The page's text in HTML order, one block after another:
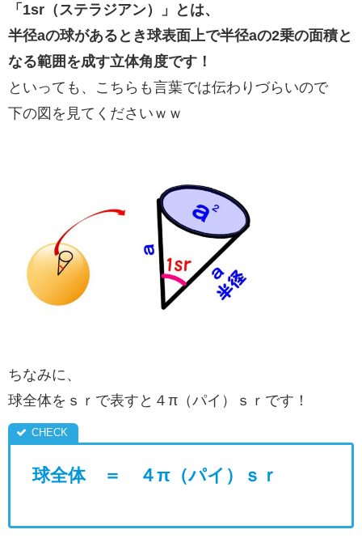
「1sr（ステラジアン）」とは、
半径aの球があるとき球表面上で半径aの2乗の面積と
なる範囲を成す立体角度です！
といっても、こちらも言葉では伝わりづらいので
下の図を見てくださいｗｗ
ちなみに、
球全体をｓｒで表すと４π（パイ）ｓｒです！
球全体 ＝ ４π（パイ）ｓｒ